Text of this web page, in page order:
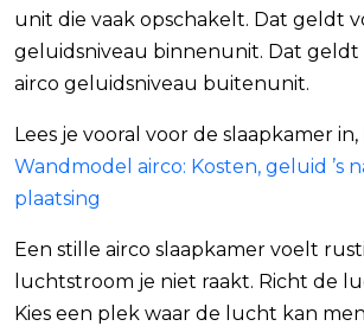
unit die vaak opschakelt. Dat geldt
geluidsniveau binnenunit. Dat geldt
airco geluidsniveau buitenunit.
Lees je vooral voor de slaapkamer
Wandmodel airco: Kosten, geluid ’s
plaatsing
Een stille airco slaapkamer voelt
luchtstroom je niet raakt. Richt de
Kies een plek waar de lucht kan